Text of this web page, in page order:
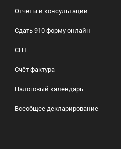
Отчеты и консультации
Сдать 910 форму онлайн
СНТ
Счёт фактура
Налоговый календарь
Всеобщее декларирование